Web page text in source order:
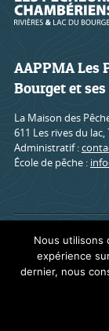
AAPPMA Les
Bourget et
La Maison des
611 Les rives du lac,
Administratif :
École de pêche :
Nous utilisons
expérience
dernier, nous